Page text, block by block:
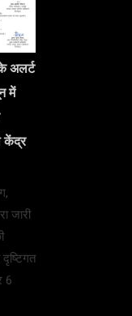
के अलर्ट
में
केंद्र
जारी
6